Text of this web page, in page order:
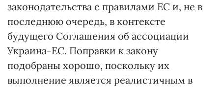
законодательства с правилами ЕС и, не в
последнюю очередь, в контексте
будущего Соглашения об ассоциации
Украина-ЕС. Поправки к закону
подобраны хорошо, поскольку их
выполнение является реалистичным в